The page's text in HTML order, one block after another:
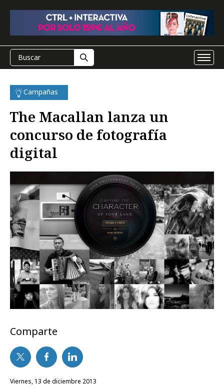
Campañas
The Macallan lanza un
concurso de fotografía
digital
Comparte
viernes, 13 de diciembre 2013